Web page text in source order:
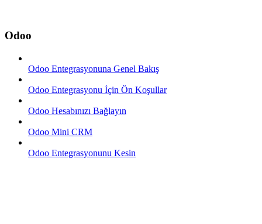
Odoo
Odoo Entegrasyonuna Genel Bakış
Odoo Entegrasyonu İçin Ön Koşullar
Odoo Hesabınızı Bağlayın
Odoo Mini CRM
Odoo Entegrasyonunu Kesin